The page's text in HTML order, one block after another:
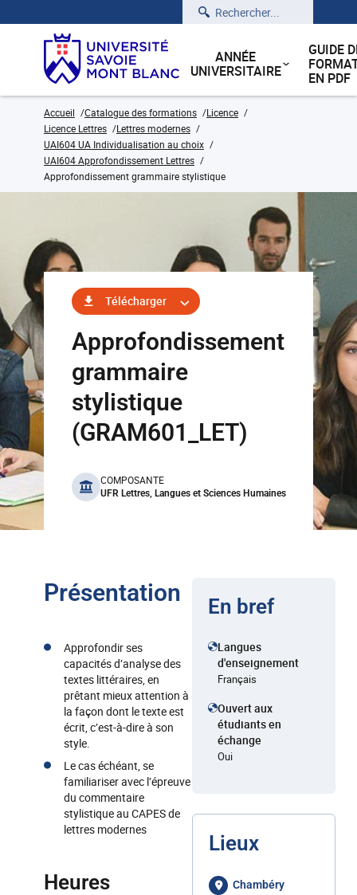
Rechercher
ANNÉE
UNIVERSITAIRE
GUIDE
EN PDF
Accueil Catalogue des formations
Licence
Licence Lettres
Lettres modernes
UAI604 UA Individualisation au choix
UAI604 Approfondissement Lettres
Approfondissement grammaire stylistique
Télécharger
Approfondissement
grammaire
stylistique
(GRAM601_LET)
benefits
COMPOSANTE
UFR Lettres, Langues et Sciences Humaines
Présentation
Approfondir ses
capacités d’analyse des
textes littéraires, en
prêtant mieux attention à
la façon dont le texte est
écrit, c’est-à-dire à son
style.
Le cas échéant, se
familiariser avec l’épreuve
du commentaire
stylistique au CAPES de
lettres modernes
Heures
En bref
Langues
d'enseignement
Français
Ouvert aux
étudiants en
échange
Oui
Lieux
Chambéry